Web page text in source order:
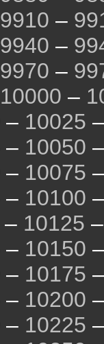
9910 –
9940 –
9970 –
10000 –
– 10025
– 10050
– 10075
– 10100
– 10125
– 10150
– 10175
– 10200
– 10225